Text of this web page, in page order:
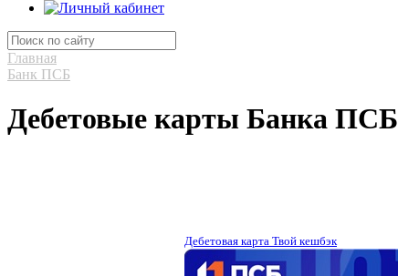
Главная
Банк ПСБ
Дебетовые карты Банка ПСБ
Дебетовая карта Твой кешбэк